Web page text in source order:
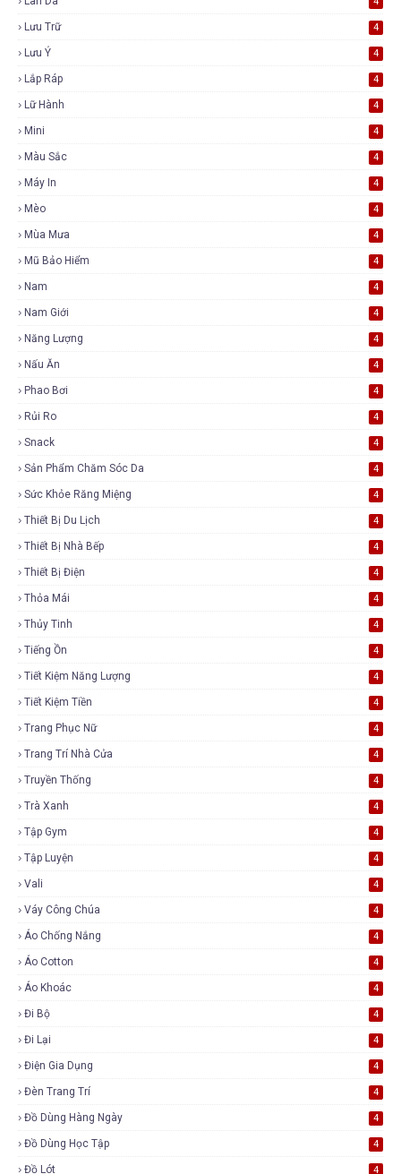
Lưu Trữ 4
Lưu Ý 4
Lắp Ráp 4
Lữ Hành 4
Mini 4
Màu Sắc 4
Máy In 4
Mèo 4
Mùa Mưa 4
Mũ Bảo Hiểm 4
Nam 4
Nam Giới 4
Năng Lượng 4
Nấu Ăn 4
Phao Bơi 4
Rủi Ro 4
Snack 4
Sản Phẩm Chăm Sóc Da 4
Sức Khỏe Răng Miệng 4
Thiết Bị Du Lịch 4
Thiết Bị Nhà Bếp 4
Thiết Bị Điện 4
Thỏa Mái 4
Thủy Tinh 4
Tiếng Ồn 4
Tiết Kiệm Năng Lượng 4
Tiết Kiệm Tiền 4
Trang Phục Nữ 4
Trang Trí Nhà Cửa 4
Truyền Thống 4
Trà Xanh 4
Tập Gym 4
Tập Luyện 4
Vali 4
Váy Công Chúa 4
Áo Chống Nắng 4
Áo Cotton 4
Áo Khoác 4
Đi Bộ 4
Đi Lại 4
Điện Gia Dụng 4
Đèn Trang Trí 4
Đồ Dùng Hàng Ngày 4
Đồ Dùng Học Tập 4
Đồ Lót 4